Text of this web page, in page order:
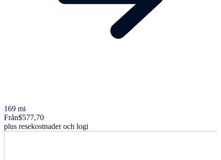
169 mi
Från$577,70
plus resekostnader och logi